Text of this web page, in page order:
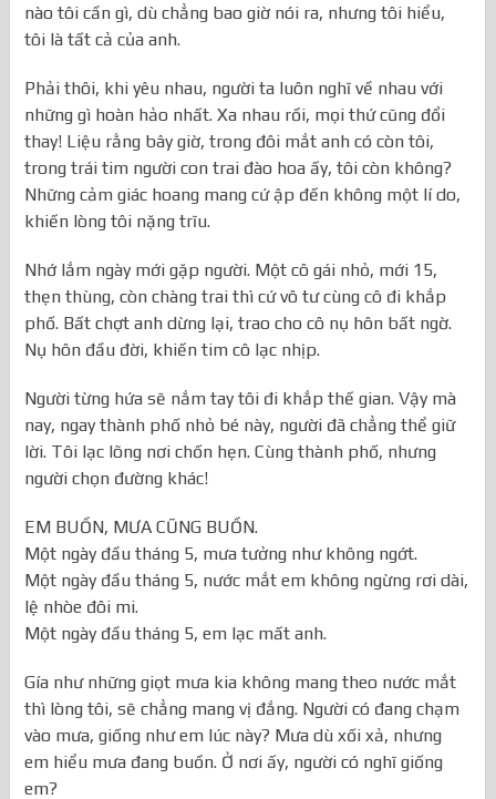
nào tôi cần gì, dù chẳng bao giờ nói ra, nhưng tôi hiểu,
tôi là tất cả của anh.
Phải thôi, khi yêu nhau, người ta luôn nghĩ về nhau với
những gì hoàn hảo nhất. Xa nhau rồi, mọi thứ cũng đổi
thay! Liệu rằng bây giờ, trong đôi mắt anh có còn tôi,
trong trái tim người con trai đào hoa ấy, tôi còn không?
Những cảm giác hoang mang cứ ập đến không một lí do,
khiến lòng tôi nặng trĩu.
Nhớ lắm ngày mới gặp người. Một cô gái nhỏ, mới 15,
thẹn thùng, còn chàng trai thì cứ vô tư cùng cô đi khắp
phố. Bất chợt anh dừng lại, trao cho cô nụ hôn bất ngờ.
Nụ hôn đầu đời, khiến tim cô lạc nhịp.
Người từng hứa sẽ nắm tay tôi đi khắp thế gian. Vậy mà
nay, ngay thành phố nhỏ bé này, người đã chẳng thể giữ
lời. Tôi lạc lõng nơi chốn hẹn. Cùng thành phố, nhưng
người chọn đường khác!
EM BUỒN, MƯA CŨNG BUỒN.
Một ngày đầu tháng 5, mưa tưởng như không ngớt.
Một ngày đầu tháng 5, nước mắt em không ngừng rơi dài,
lệ nhòe đôi mi.
Một ngày đầu tháng 5, em lạc mất anh.
Gía như những giọt mưa kia không mang theo nước mắt
thì lòng tôi, sẽ chẳng mang vị đắng. Người có đang chạm
vào mưa, giống như em lúc này? Mưa dù xối xả, nhưng
em hiểu mưa đang buồn. Ở nơi ấy, người có nghĩ giống
em?